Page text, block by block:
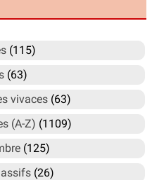
(115)
(63)
vivaces (63)
(A-Z) (1109)
(125)
(26)